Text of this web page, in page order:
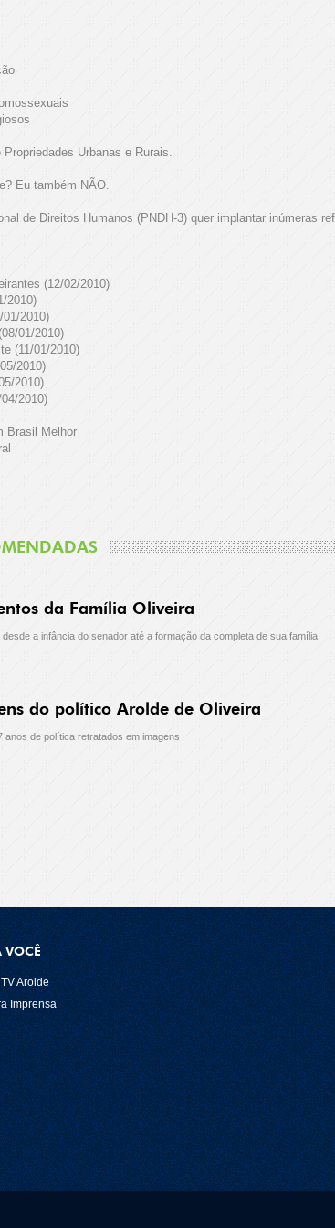
Urbanas e Rurais.
Eu também NÃO.
de Direitos Humanos (PNDH-3) quer implantar inúmeras
(12/02/2010)
2010)
2010)
01/2010)
(11/01/2010)
2010)
2010)
2010)
Brasil Melhor
da Família Oliveira
desde a infância do senador até a formação da completa de sua família
do político Arolde de Oliveira
anos de política retratados em imagens
VOCÊ
Arolde
Imprensa